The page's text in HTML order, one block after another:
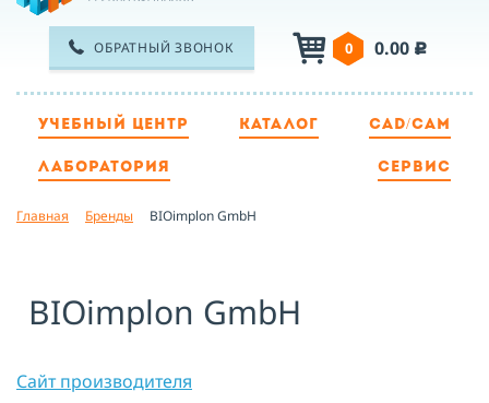
ОБРАТНЫЙ ЗВОНОК 0 0.00 c
Я принимаю условия публичной
оферты, подтверждаю
УЧЕБНЫЙ ЦЕНТР КАТАЛОГ CAD/CAM
ЛАБОРАТОРИЯ СЕРВИС
Главная Бренды BIOimplon GmbH
BIOimplon GmbH
Сайт производителя